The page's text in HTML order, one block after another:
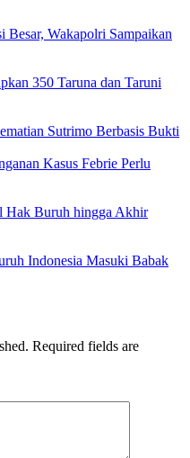
Wakapolri Sampaikan
350 Taruna dan Taruni
Sutrimo Berbasis Bukti
Kasus Febrie Perlu
Hak Buruh hingga Akhir
Indonesia Masuki Babak
Required fields are